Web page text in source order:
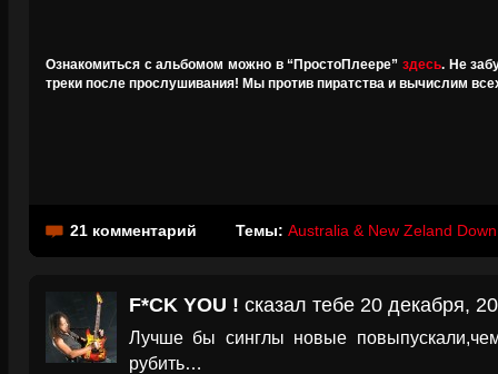
Ознакомиться с альбомом можно в “ПростоПлеере” здесь. Не
треки после прослушивания! Мы против пиратства и вычислим
21 комментарий Темы: Australia & New Zeland
F*CK YOU ! сказал тебе 20 декабря,
Лучше бы синглы новые
рубить…